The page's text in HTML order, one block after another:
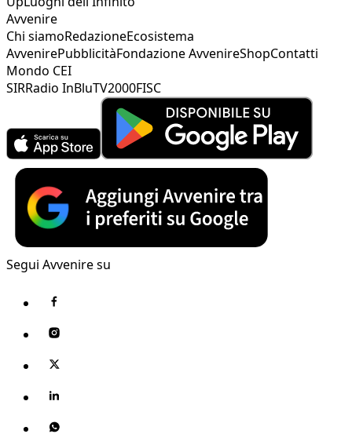
Avvenire
Chi siamoRedazioneEcosistema
AvvenirePubblicitàFondazione AvvenireShopContatti
Mondo CEI
SIRRadio InBluTV2000FISC
Segui Avvenire su